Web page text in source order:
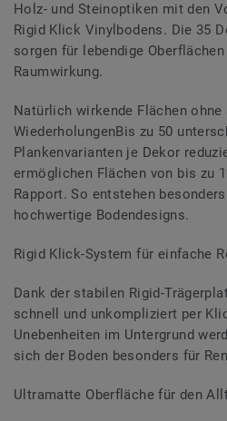
Holz- und Steinoptiken mit den
Rigid Klick Vinylbodens. Die 35
sorgen für lebendige
Raumwirkung.
Natürlich wirkende Flächen ohne
WiederholungenBis zu 50
Plankenvarianten je Dekor
ermöglichen Flächen von bis zu
Rapport. So entstehen
hochwertige Bodendesigns.
Rigid Klick-System für einfache
Dank der stabilen Rigid-
schnell und unkompliziert per
Unebenheiten im Untergrund
sich der Boden besonders für
Ultramatte Oberfläche für den